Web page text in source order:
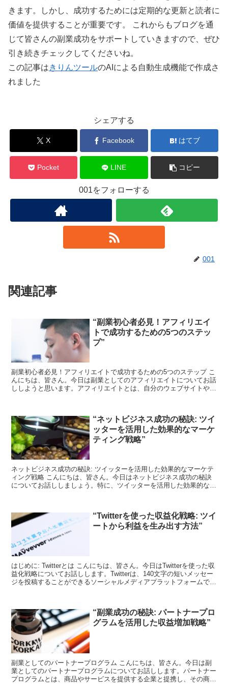
きます。しかし、成功するためには定期的な更新と読者に
価値を提供することが重要です。 これからもブログを通
じて皆さんの副業成功をサポートしていきますので、ぜひ
引き続きチェックしてくださいね。
この記事はきりんツールのAIによる自動生成機能で作成さ
れました
シェアする
X Facebook はてブ
Pocket LINE コピー
001をフォローする
001
関連記事
“副業初心者必見！アフィリエイ
トで成功するための5つのステッ
プ”
副業初心者必見！アフィリエイトで成功するための5つのステップ こ
んにちは、皆さん。今日は副業としてのアフィリエイトについてお話
ししようと思います。アフィリエイトとは、自分のウェブサイトやブ
“ネットビジネス成功の秘訣: ツイ
ッターを活用した効果的なマーケ
ティング戦略”
ネットビジネス成功の秘訣: ツイッターを活用した効果的なマーケテ
ィング戦略 こんにちは、皆さん。今日はネットビジネス成功の秘訣
についてお話ししましょう。特に、ツイッターを活用した効果的なマ
“Twitterを使った収益化戦略: ツイ
ートから利益を生み出す方法”
はじめに: Twitterとは こんにちは、皆さん。今日はTwitterを使った収
益化戦略についてお話しします。Twitterは、140文字の短いメッセー
ジを投稿することができるソーシャルメディアプラットフォームで
“副業成功の秘訣: パートナープロ
グラムを活用した収益増加戦略”
副業としてのパートナープログラム こんにちは、皆さん。今日は副
業としてのパートナープログラムについてお話しします。パートナー
プログラムとは、商品やサービスを提供する企業と提携し、その商品